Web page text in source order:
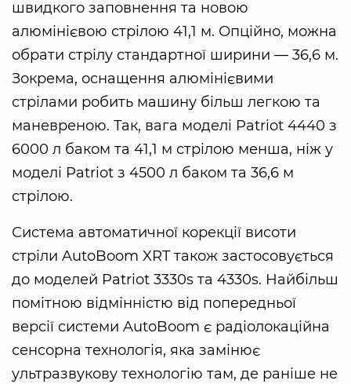
швидкого заповнення та новою
алюмінієвою стрілою 41,1 м. Опційно, можна
обрати стрілу стандартної ширини — 36,6 м.
Зокрема, оснащення алюмінієвими
стрілами робить машину більш легкою та
маневреною. Так, вага моделі Patriot 4440 з
6000 л баком та 41,1 м стрілою менша, ніж у
моделі Patriot з 4500 л баком та 36,6 м
стрілою.
Система автоматичної корекції висоти
стріли AutoBoom XRT також застосовується
до моделей Patriot 3330s та 4330s. Найбільш
помітною відмінністю від попередньої
версії системи AutoBoom є радіолокаційна
сенсорна технологія, яка замінює
ультразвукову технологію там, де раніше не